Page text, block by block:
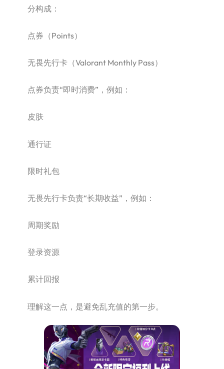
分构成：
点券（Points）
无畏先行卡（Valorant Monthly Pass）
点券负责“即时消费”，例如：
皮肤
通行证
限时礼包
无畏先行卡负责“长期收益”，例如：
周期奖励
登录资源
累计回报
理解这一点，是避免乱充值的第一步。